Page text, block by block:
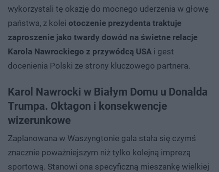
wykorzystali tę okazję do mocnego uderzenia w głowę
państwa, z kolei otoczenie prezydenta traktuje
zaproszenie jako twardy dowód na świetne relacje
Karola Nawrockiego z przywódcą USA i gest
docenienia Polski ze strony kluczowego partnera.
Karol Nawrocki w Białym Domu u Donalda
Trumpa. Oktagon i konsekwencje
wizerunkowe
Zaplanowana w Waszyngtonie gala stała się czymś
znacznie poważniejszym niż tylko kolejną imprezą
sportową. Stanowi ona specyficzną mieszankę wielkiej